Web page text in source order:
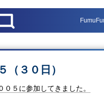
（３０日）
５に参加してきました。